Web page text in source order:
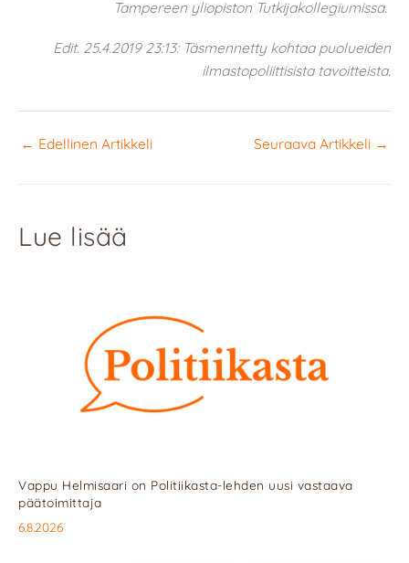
Tampereen yliopiston Tutkijakollegiumissa.
Edit. 25.4.2019 23:13: Täsmennetty kohtaa puolueiden
ilmastopoliittisista tavoitteista.
← Edellinen Artikkeli Seuraava Artikkeli →
Lue lisää
Vappu Helmisaari on Politiikasta-lehden uusi vastaava
päätoimittaja
6.8.2026